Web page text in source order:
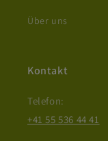
Über uns
Kontakt
Telefon:
+41 55 536 44 41